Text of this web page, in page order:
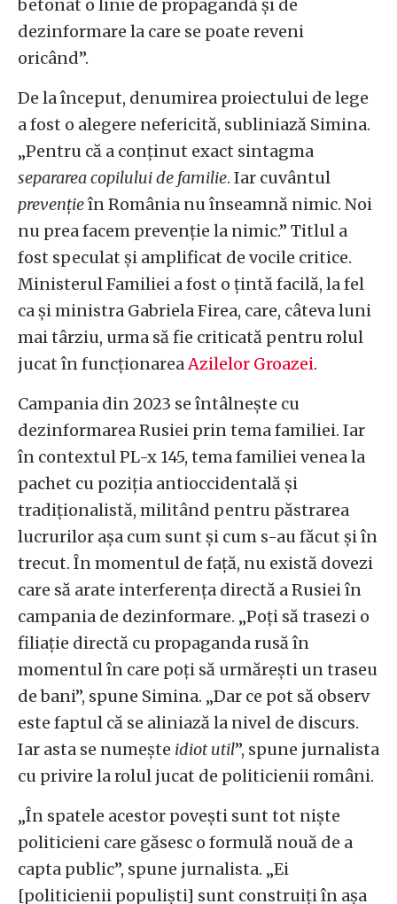
betonat o linie de propagandă și de
dezinformare la care se poate reveni
oricând”.
De la început, denumirea proiectului de lege
a fost o alegere nefericită, subliniază Simina.
„Pentru că a conținut exact sintagma
separarea copilului de familie. Iar cuvântul
prevențieîn România nu înseamnă nimic. Noi
nu prea facem prevenție la nimic.” Titlul a
fost speculat și amplificat de vocile critice.
Ministerul Familiei a fost o țintă facilă, la fel
ca și ministra Gabriela Firea, care, câteva luni
mai târziu, urma să fie criticată pentru rolul
jucat în funcționareaAzilelor Groazei.
Campania din 2023 se întâlnește cu
dezinformarea Rusiei prin tema familiei. Iar
în contextul PL-x 145, tema familiei venea la
pachet cu poziția antioccidentală și
tradiționalistă, militând pentru păstrarea
lucrurilor așa cum sunt și cum s-au făcut și în
trecut. În momentul de față, nu există dovezi
care să arate interferența directă a Rusiei în
campania de dezinformare. „Poți să trasezi o
filiație directă cu propaganda rusă în
momentul în care poți să urmărești un traseu
de bani”, spune Simina. „Dar ce pot să observ
este faptul că se aliniază la nivel de discurs.
Iar asta se numește idiot util”, spune jurnalista
cu privire la rolul jucat de politicienii români.
„În spatele acestor povești sunt tot niște
politicieni care găsesc o formulă nouă de a
capta public”, spune jurnalista. „Ei
[politicienii populiști] sunt construiți în așa